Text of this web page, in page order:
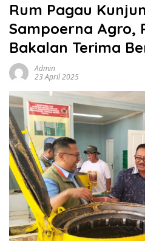
Rum Pagau
Sampoerna Agro,
Bakalan Terima
Admin
23 April 2025